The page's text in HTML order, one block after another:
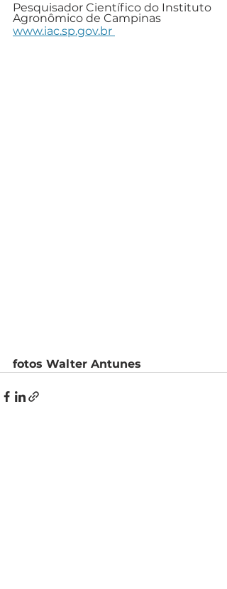
Pesquisador Científico do Instituto
Agronômico de Campinas
www.iac.sp.gov.br
fotos Walter Antunes